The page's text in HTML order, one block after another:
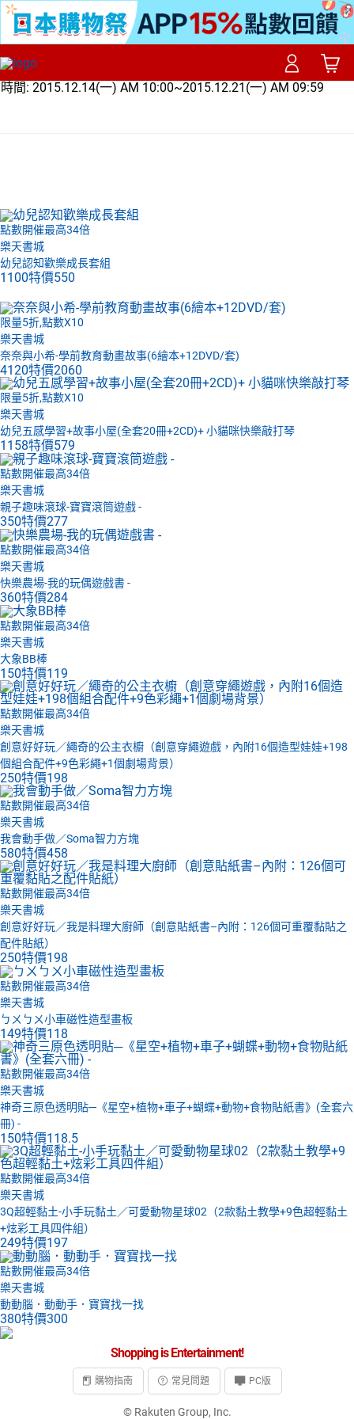
時間: 2015.12.14(一) AM 10:00~2015.12.21(一) AM 09:59
點數開催最高34倍
樂天書城
幼兒認知歡樂成長套組
1100特價550
限量5折,點數X10
樂天書城
奈奈與小希-學前教育動畫故事(6繪本+12DVD/套)
4120特價2060
限量5折,點數X10
樂天書城
幼兒五感學習+故事小屋(全套20冊+2CD)+ 小貓咪快樂敲打琴
1158特價579
點數開催最高34倍
樂天書城
親子趣味滾球-寶寶滾筒遊戲 -
350特價277
點數開催最高34倍
樂天書城
快樂農場-我的玩偶遊戲書 -
360特價284
點數開催最高34倍
樂天書城
大象BB棒
150特價119
點數開催最高34倍
樂天書城
創意好好玩／繩奇的公主衣櫥（創意穿繩遊戲，內附16個造型娃娃+198
個組合配件+9色彩繩+1個劇場背景）
250特價198
點數開催最高34倍
樂天書城
我會動手做／Soma智力方塊
580特價458
點數開催最高34倍
樂天書城
創意好好玩／我是料理大廚師（創意貼紙書–內附：126個可重覆黏貼之
配件貼紙）
250特價198
點數開催最高34倍
樂天書城
ㄅㄨㄅㄨ小車磁性造型畫板
149特價118
點數開催最高34倍
樂天書城
神奇三原色透明貼─《星空+植物+車子+蝴蝶+動物+食物貼紙書》(全套六
冊) -
150特價118.5
點數開催最高34倍
樂天書城
3Q超輕黏土-小手玩黏土／可愛動物星球02（2款黏土教學+9色超輕黏土
+炫彩工具四件組）
249特價197
點數開催最高34倍
樂天書城
動動腦．動動手．寶寶找一找
380特價300
Shopping is Entertainment!
購物指南 常見問題 PC版
© Rakuten Group, Inc.